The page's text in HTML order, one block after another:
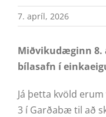
7. apríl, 2026
Miðvikudæginn 8.
bílasafn í
Já þetta kvöld
3 í Garðabæ til að